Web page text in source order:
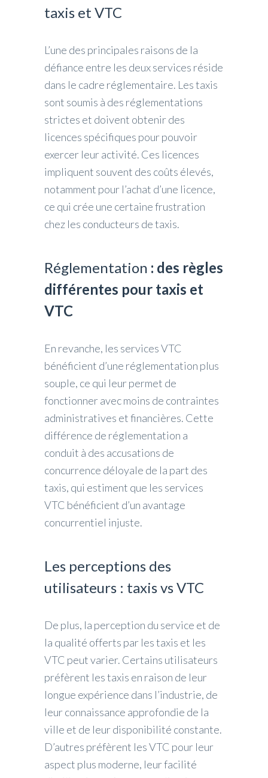
taxis et VTC
L’une des principales raisons de la
défiance entre les deux services réside
dans le cadre réglementaire. Les taxis
sont soumis à des réglementations
strictes et doivent obtenir des
licences spécifiques pour pouvoir
exercer leur activité. Ces licences
impliquent souvent des coûts élevés,
notamment pour l’achat d’une licence,
ce qui crée une certaine frustration
chez les conducteurs de taxis.
Réglementation : des règles
différentes pour taxis et
VTC
En revanche, les services VTC
bénéficient d’une réglementation plus
souple, ce qui leur permet de
fonctionner avec moins de contraintes
administratives et financières. Cette
différence de réglementation a
conduit à des accusations de
concurrence déloyale de la part des
taxis, qui estiment que les services
VTC bénéficient d’un avantage
concurrentiel injuste.
Les perceptions des
utilisateurs : taxis vs VTC
De plus, la perception du service et de
la qualité offerts par les taxis et les
VTC peut varier. Certains utilisateurs
préfèrent les taxis en raison de leur
longue expérience dans l’industrie, de
leur connaissance approfondie de la
ville et de leur disponibilité constante.
D’autres préfèrent les VTC pour leur
aspect plus moderne, leur facilité